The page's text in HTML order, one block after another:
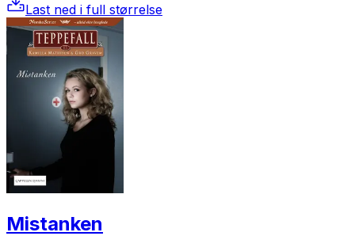
Last ned i full størrelse
Mistanken